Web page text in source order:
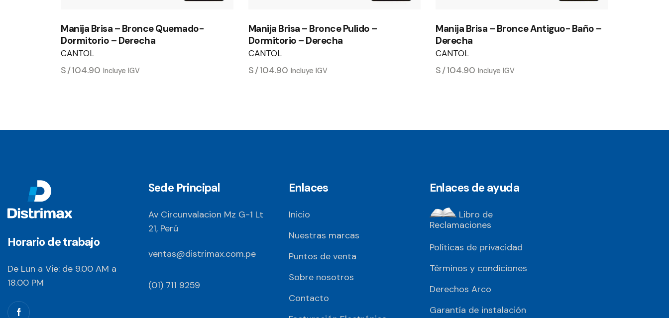
Manija Brisa – Bronce Quemado-
Dormitorio – Derecha
CANTOL
S/104.90 Incluye IGV
Manija Brisa – Bronce Pulido –
Dormitorio – Derecha
CANTOL
S/104.90 Incluye IGV
Manija Brisa – Bronce Antiguo- Baño –
Derecha
CANTOL
S/104.90 Incluye IGV
Horario de trabajo
De Lun a Vie: de 9.00 AM a
18.00 PM
Sede Principal
Av Circunvalacion Mz G-1 Lt
21, Perú
ventas@distrimax.com.pe
(01) 711 9259
Enlaces
Inicio
Nuestras marcas
Puntos de venta
Sobre nosotros
Contacto
Enlaces de ayuda
Libro de
Reclamaciones
Políticas de privacidad
Términos y condiciones
Derechos Arco
Garantía de instalación